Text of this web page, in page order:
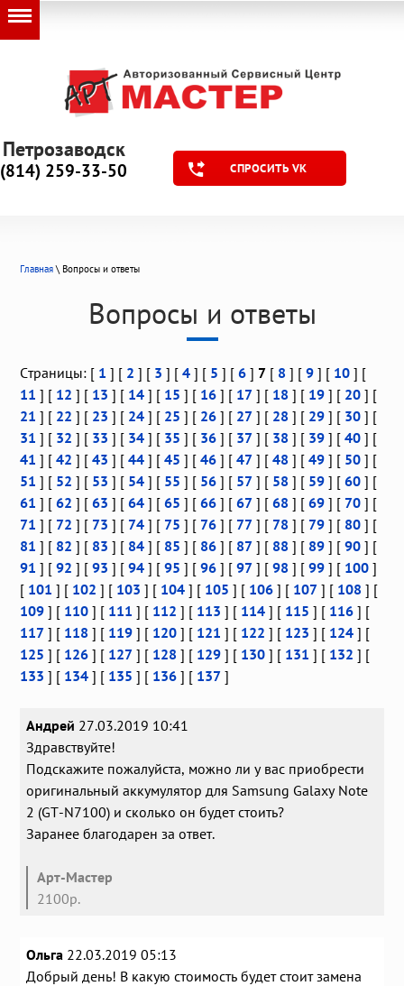
Петрозаводск
(814) 259-33-50 СПРОСИТЬ VK
Главная\ Вопросы и ответы
Вопросы и ответы
Страницы: [ 1 ] [ 2 ] [ 3 ] [ 4 ] [ 5 ] [ 6 ] 7 [ 8 ] [ 9 ] [ 10 ] [
11 ] [ 12 ] [ 13 ] [ 14 ] [ 15 ] [ 16 ] [ 17 ] [ 18 ] [ 19 ] [ 20 ] [
21 ] [ 22 ] [ 23 ] [ 24 ] [ 25 ] [ 26 ] [ 27 ] [ 28 ] [ 29 ] [ 30 ] [
31 ] [ 32 ] [ 33 ] [ 34 ] [ 35 ] [ 36 ] [ 37 ] [ 38 ] [ 39 ] [ 40 ] [
41 ] [ 42 ] [ 43 ] [ 44 ] [ 45 ] [ 46 ] [ 47 ] [ 48 ] [ 49 ] [ 50 ] [
51 ] [ 52 ] [ 53 ] [ 54 ] [ 55 ] [ 56 ] [ 57 ] [ 58 ] [ 59 ] [ 60 ] [
61 ] [ 62 ] [ 63 ] [ 64 ] [ 65 ] [ 66 ] [ 67 ] [ 68 ] [ 69 ] [ 70 ] [
71 ] [ 72 ] [ 73 ] [ 74 ] [ 75 ] [ 76 ] [ 77 ] [ 78 ] [ 79 ] [ 80 ] [
81 ] [ 82 ] [ 83 ] [ 84 ] [ 85 ] [ 86 ] [ 87 ] [ 88 ] [ 89 ] [ 90 ] [
91 ] [ 92 ] [ 93 ] [ 94 ] [ 95 ] [ 96 ] [ 97 ] [ 98 ] [ 99 ] [ 100 ]
[ 101 ] [ 102 ] [ 103 ] [ 104 ] [ 105 ] [ 106 ] [ 107 ] [ 108 ] [
109 ] [ 110 ] [ 111 ] [ 112 ] [ 113 ] [ 114 ] [ 115 ] [ 116 ] [
117 ] [ 118 ] [ 119 ] [ 120 ] [ 121 ] [ 122 ] [ 123 ] [ 124 ] [
125 ] [ 126 ] [ 127 ] [ 128 ] [ 129 ] [ 130 ] [ 131 ] [ 132 ] [
133 ] [ 134 ] [ 135 ] [ 136 ] [ 137 ]
Андрей 27.03.2019 10:41
Здравствуйте!
Подскажите пожалуйста, можно ли у вас приобрести
оригинальный аккумулятор для Samsung Galaxy Note
2 (GT-N7100) и сколько он будет стоить?
Заранее благодарен за ответ.
Арт-Мастер
2100р.
Ольга 22.03.2019 05:13
Добрый день! В какую стоимость будет стоит замена